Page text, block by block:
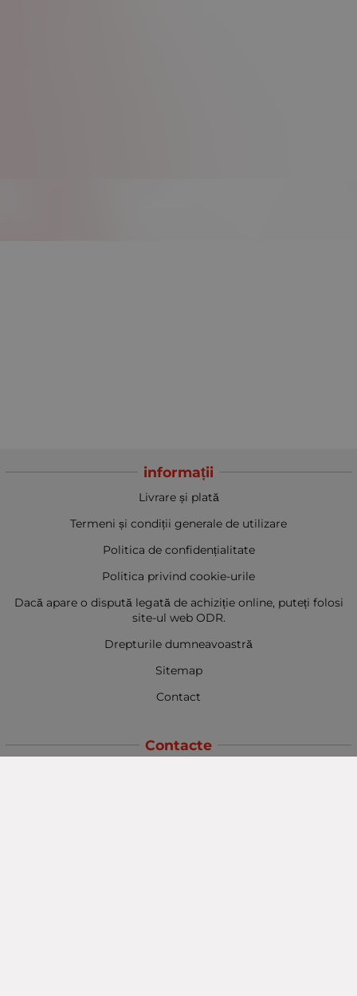
informații
Livrare și plată
Termeni și condiții generale de utilizare
Politica de confidențialitate
Politica privind cookie-urile
Dacă apare o dispută legată de achiziție online, puteți folosi
site-ul web ODR.
Drepturile dumneavoastră
Sitemap
Contact
Contacte